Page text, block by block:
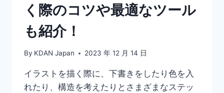
く際のコツや最適なツール
も紹介！
By KDAN Japan 2023 年 12 月 14 日
イラストを描く際に、下書きをしたり色を入
れたり、構造を考えたりとさまざまなステッ